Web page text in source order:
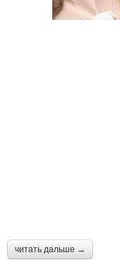
читать дальше →